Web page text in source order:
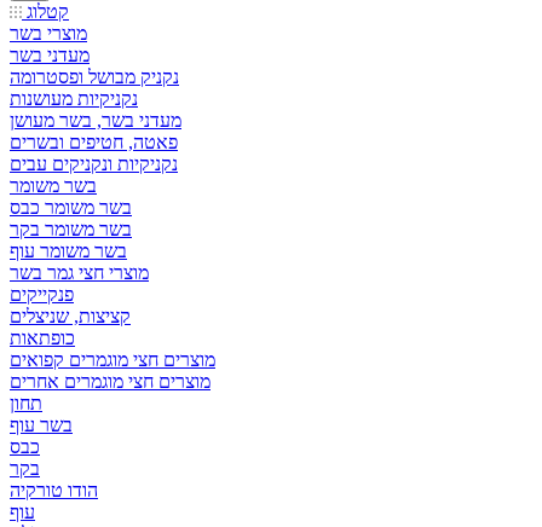
קטלוג
מוצרי בשר
מעדני בשר
נקניק מבושל ופסטרומה
נקניקיות מעושנות
מעדני בשר, בשר מעושן
פאטה, חטיפים ובשרים
נקניקיות ונקניקים עבים
בשר משומר
בשר משומר כבס
בשר משומר בקר
בשר משומר עוף
מוצרי חצי גמר בשר
פנקייקים
קציצות, שניצלים
כופתאות
מוצרים חצי מוגמרים קפואים
מוצרים חצי מוגמרים אחרים
תחון
בשר עוף
כבס
בקר
הודו טורקיה
עוף